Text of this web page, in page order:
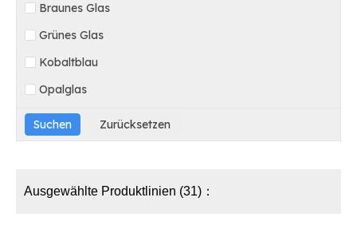
Braunes Glas
Grünes Glas
Kobaltblau
Opalglas
Ausgewählte Produktlinien (31)：